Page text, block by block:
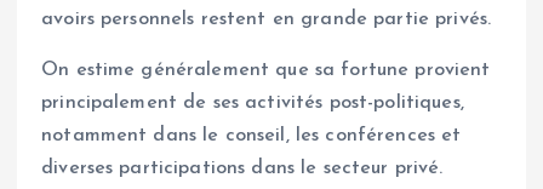
avoirs personnels restent en grande partie privés.
On estime généralement que sa fortune provient
principalement de ses activités post-politiques,
notamment dans le conseil, les conférences et
diverses participations dans le secteur privé.